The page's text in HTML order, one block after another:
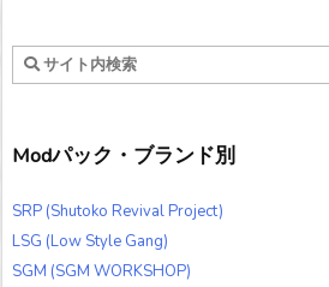
Modパック・ブランド別
SRP (Shutoko Revival Project)
LSG (Low Style Gang)
SGM (SGM WORKSHOP)